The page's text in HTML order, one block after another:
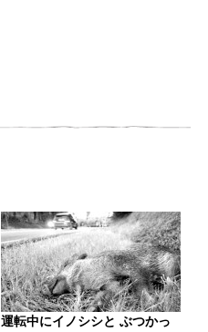
運転中にイノシシと ぶつかっ